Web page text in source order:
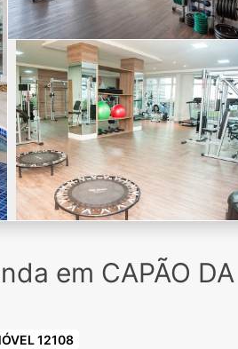
em CAPÃO DA
12108